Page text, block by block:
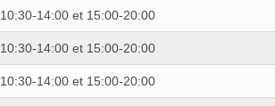
10:30-14:00 et 15:00-20:00
10:30-14:00 et 15:00-20:00
10:30-14:00 et 15:00-20:00